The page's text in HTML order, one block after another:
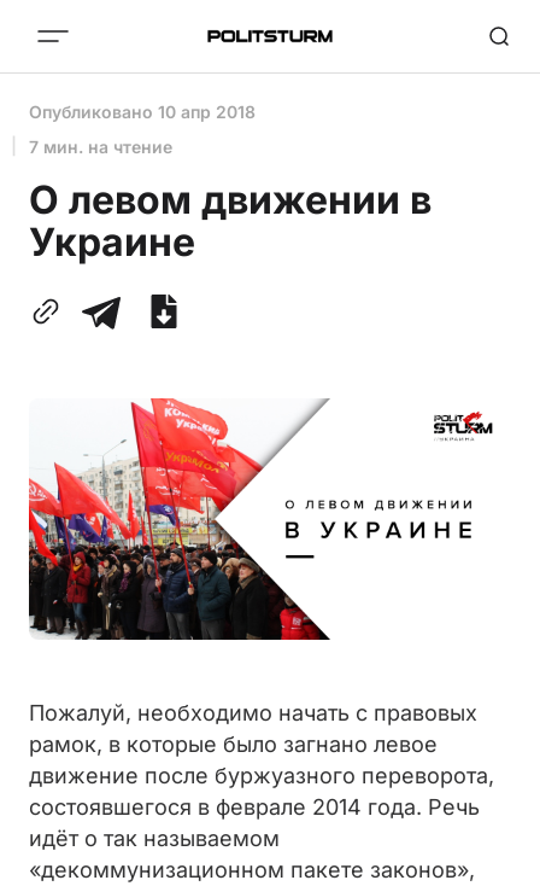
Опубликовано 10 апр 2018
7 мин. на чтение
О левом движении в
Украине
Пожалуй, необходимо начать с правовых
рамок, в которые было загнано левое
движение после буржуазного переворота,
состоявшегося в феврале 2014 года. Речь
идёт о так называемом
«декоммунизационном пакете законов»,